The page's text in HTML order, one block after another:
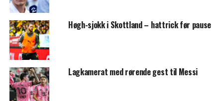
Høgh-sjokk i Skottland – hattrick før pause
Lagkamerat med rørende gest til Messi